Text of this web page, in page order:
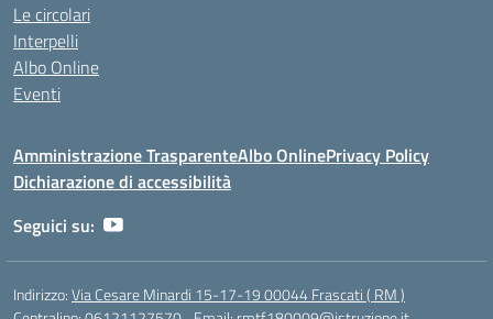
Le circolari
Interpelli
Albo Online
Eventi
Amministrazione TrasparenteAlbo OnlinePrivacy Policy
Dichiarazione di accessibilità
Seguici su:
Indirizzo:Via Cesare Minardi 15-17-19 00044 Frascati ( RM )